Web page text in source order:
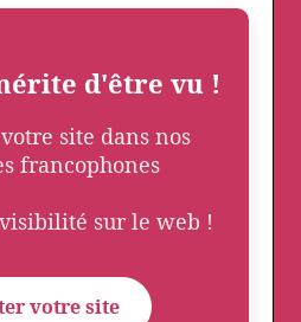
d'être vu !
site dans nos
francophones
sur le web !
votre site